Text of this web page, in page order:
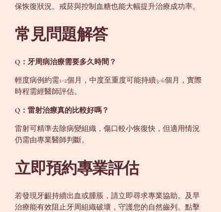
保恢復狀況。戒菸與控制血糖也能大幅提升治療成功率。
常見問題解答
Q：牙周病治療需要多久時間？
輕度病例約需1-2個月，中度至重度可能持續3-6個月，實際
時程需經醫師評估。
Q：雷射治療真的比較好嗎？
雷射可精準去除病變組織，傷口較小恢復快，但適用情況
仍需由專業醫師判斷。
立即預約專業評估
若發現牙齦持續出血或腫脹，請立即尋求專業協助。及早
治療能有效阻止牙周組織破壞，守護您的自然齒列。點擊